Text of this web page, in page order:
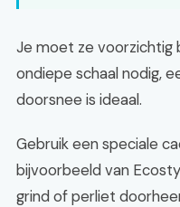
Je moet ze voorzichtig
ondiepe schaal nodig,
doorsnee is ideaal.
Gebruik een speciale
bijvoorbeeld van
grind of perliet